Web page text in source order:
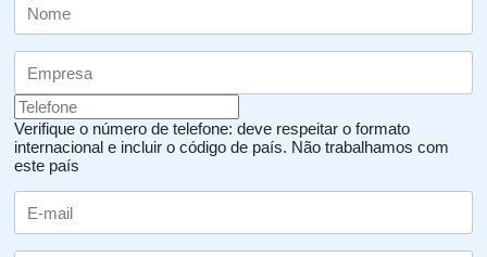
Verifique o número de telefone: deve respeitar o formato
internacional e incluir o código de país. Não trabalhamos com
este país